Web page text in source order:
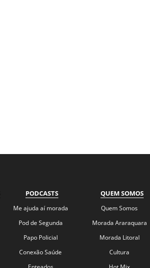
PODCASTS
Me ajuda aí morada
Pod de Segunda
Papo Policial
Conexão Saúde
QUEM SOMOS
Quem Somos
Morada Araraquara
Morada Litoral
Cultura